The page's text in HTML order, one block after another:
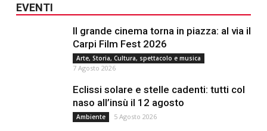
EVENTI
Il grande cinema torna in piazza: al via il
Carpi Film Fest 2026
Arte, Storia, Cultura, spettacolo e musica
7 Agosto 2026
Eclissi solare e stelle cadenti: tutti col
naso all’insù il 12 agosto
Ambiente 5 Agosto 2026